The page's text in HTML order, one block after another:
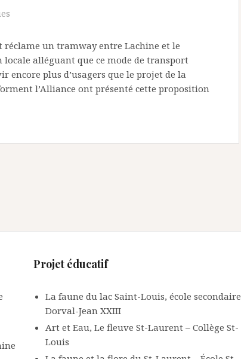
réclame un tramway entre Lachine et le
alléguant que ce mode de transport
plus d’usagers que le projet de la
l’Alliance ont présenté cette proposition
Projet éducatif
La faune du lac Saint-Louis, école secondaire
Dorval-Jean XXIII
Art et Eau, Le fleuve St-Laurent – Collège St-
Louis